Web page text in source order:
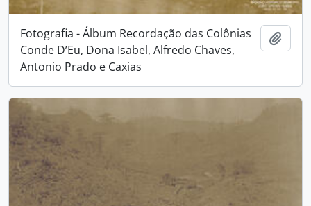
Fotografia - Álbum Recordação das Colônias
Conde D’Eu, Dona Isabel, Alfredo Chaves,
Antonio Prado e Caxias